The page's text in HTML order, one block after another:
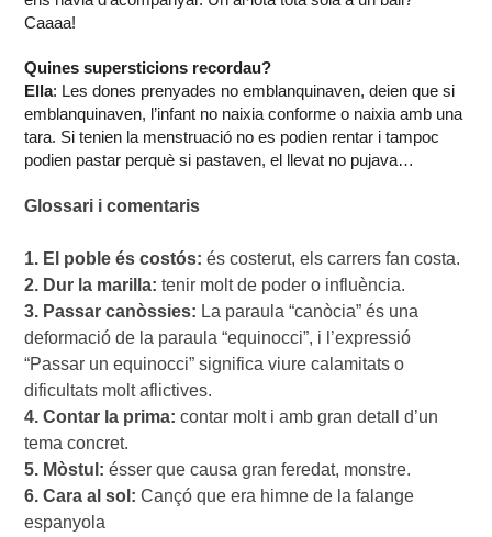
Caaaa!
Quines supersticions recordau?
Ella: Les dones prenyades no emblanquinaven, deien que si
emblanquinaven, l’infant no naixia conforme o naixia amb una
tara. Si tenien la menstruació no es podien rentar i tampoc
podien pastar perquè si pastaven, el llevat no pujava…
Glossari i comentaris
1. El poble és costós:
2. Dur la marilla:
3. Passar canòssies: La paraula “canòcia” és una
deformació de la paraula “equinocci”, i l’expressió
“Passar un equinocci” significa viure calamitats o
4. Contar la prima: contar molt i amb gran detall d’un
5. Mòstul:
6. Cara al sol: Cançó que era himne de la falange